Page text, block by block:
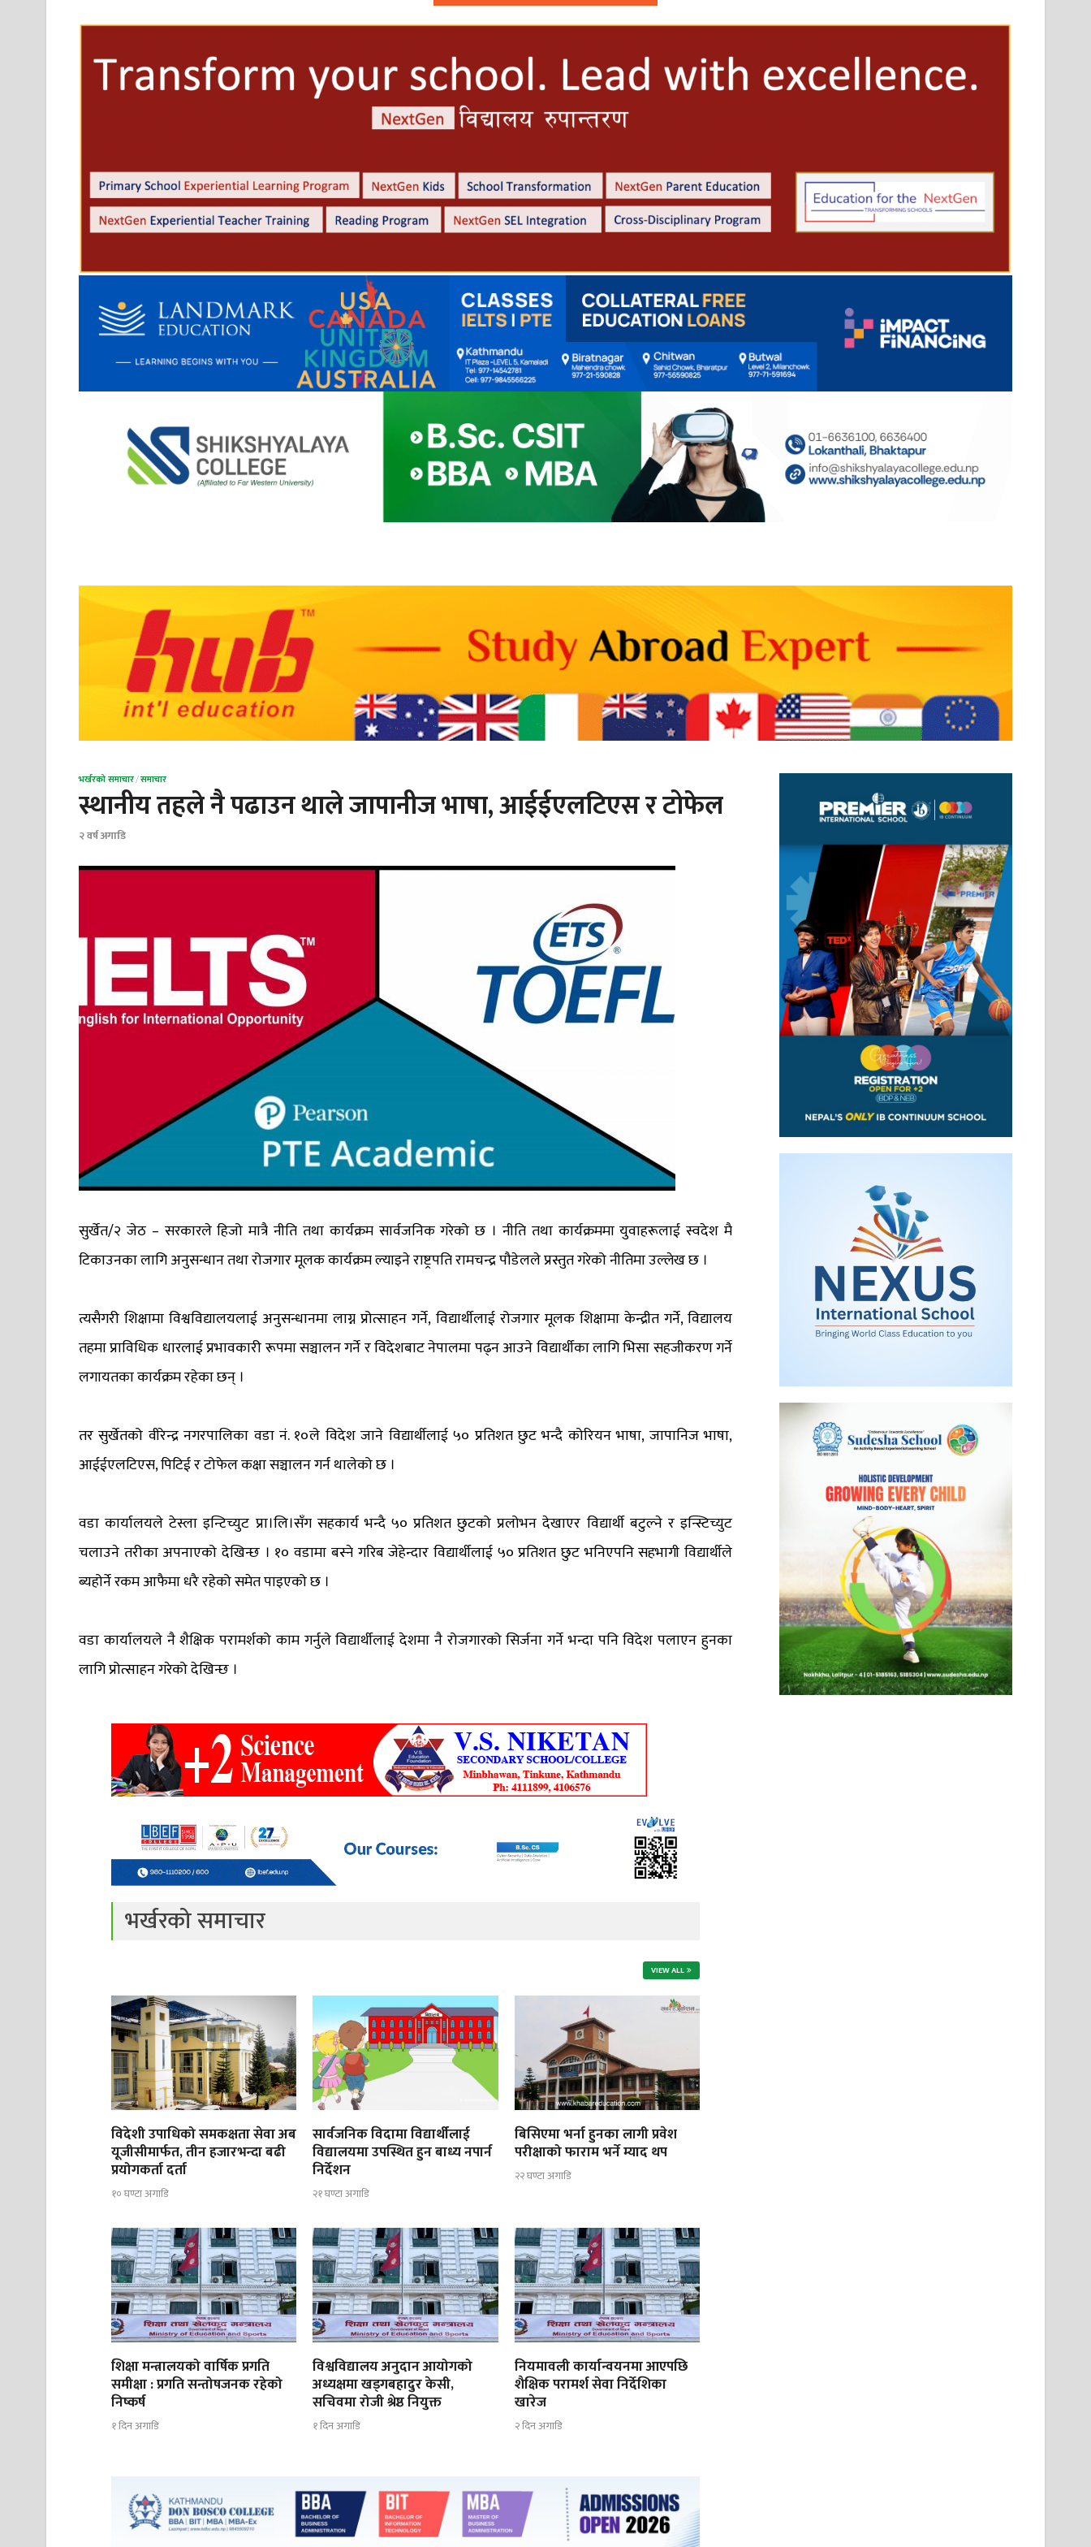
भर्खरको समाचार/समाचार
स्थानीय तहले नै पढाउन थाले जापानीज भाषा, आईईएलटिएस र टोफेल
२ वर्ष अगाडि
सुर्खेत/२ जेठ – सरकारले हिजो मात्रै नीति तथा कार्यक्रम सार्वजनिक गरेको छ । नीति तथा कार्यक्रममा युवाहरूलाई स्वदेश मै
टिकाउनका लागि अनुसन्धान तथा रोजगार मूलक कार्यक्रम ल्याइने राष्ट्रपति रामचन्द्र पौडेलले प्रस्तुत गरेको नीतिमा उल्लेख छ ।
त्यसैगरी शिक्षामा विश्वविद्यालयलाई अनुसन्धानमा लाग्न प्रोत्साहन गर्ने, विद्यार्थीलाई रोजगार मूलक शिक्षामा केन्द्रीत गर्ने, विद्यालय
तहमा प्राविधिक धारलाई प्रभावकारी रूपमा सञ्चालन गर्ने र विदेशबाट नेपालमा पढ्न आउने विद्यार्थीका लागि भिसा सहजीकरण गर्ने
लगायतका कार्यक्रम रहेका छन् ।
तर सुर्खेतको वीरेन्द्र नगरपालिका वडा नं. १०ले विदेश जाने विद्यार्थीलाई ५० प्रतिशत छुट भन्दै कोरियन भाषा, जापानिज भाषा,
आईईएलटिएस, पिटिई र टोफेल कक्षा सञ्चालन गर्न थालेको छ ।
वडा कार्यालयले टेस्ला इन्टिच्युट प्रा।लि।सँग सहकार्य भन्दै ५० प्रतिशत छुटको प्रलोभन देखाएर विद्यार्थी बटुल्ने र इन्स्टिच्युट
चलाउने तरीका अपनाएको देखिन्छ । १० वडामा बस्ने गरिब जेहेन्दार विद्यार्थीलाई ५० प्रतिशत छुट भनिएपनि सहभागी विद्यार्थीले
ब्यहोर्ने रकम आफैमा धरै रहेको समेत पाइएको छ ।
वडा कार्यालयले नै शैक्षिक परामर्शको काम गर्नुले विद्यार्थीलाई देशमा नै रोजगारको सिर्जना गर्ने भन्दा पनि विदेश पलाएन हुनका
लागि प्रोत्साहन गरेको देखिन्छ ।
भर्खरको समाचार
VIEW ALL
विदेशी उपाधिको समकक्षता सेवा अब
यूजीसीमार्फत, तीन हजारभन्दा बढी
प्रयोगकर्ता दर्ता
१० घण्टा अगाडि
सार्वजनिक विदामा विद्यार्थीलाई
विद्यालयमा उपस्थित हुन बाध्य नपार्न
निर्देशन
२१ घण्टा अगाडि
बिसिएमा भर्ना हुनका लागी प्रवेश
परीक्षाको फाराम भर्ने म्याद थप
२२ घण्टा अगाडि
शिक्षा मन्त्रालयको वार्षिक प्रगति
समीक्षा : प्रगति सन्तोषजनक रहेको
निष्कर्ष
१ दिन अगाडि
विश्वविद्यालय अनुदान आयोगको
अध्यक्षमा खड्गबहादुर केसी,
सचिवमा रोजी श्रेष्ठ नियुक्त
१ दिन अगाडि
नियमावली कार्यान्वयनमा आएपछि
शैक्षिक परामर्श सेवा निर्देशिका
खारेज
२ दिन अगाडि